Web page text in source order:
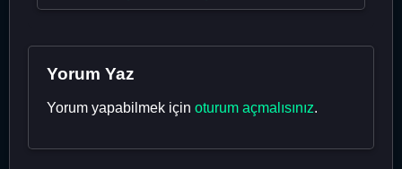
Yorum Yaz
Yorum yapabilmek için oturum açmalısınız.